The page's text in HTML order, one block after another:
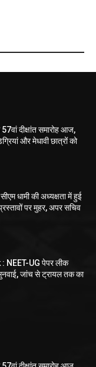
दीक्षांत समारोह आज,
और मेधावी छात्रों को
धामी की अध्यक्षता में हुई
पर मुहर, अपर सचिव
NEET-UG पेपर लीक
जांच से ट्रायल तक का